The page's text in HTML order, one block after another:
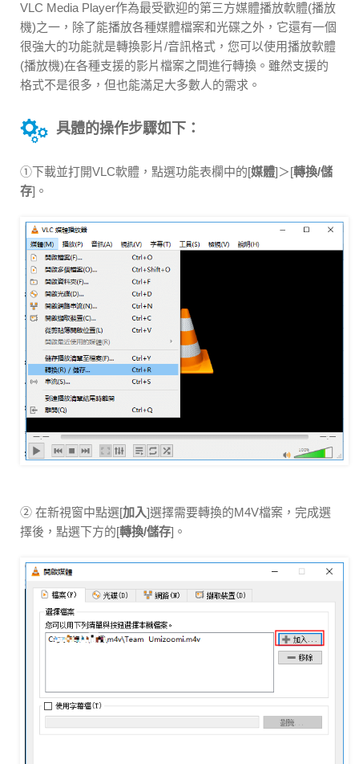
VLC Media Player作為最受歡迎的第三方媒體播放軟體(播放
機)之一，除了能播放各種媒體檔案和光碟之外，它還有一個
很強大的功能就是轉換影片/音訊格式，您可以使用播放軟體
(播放機)在各種支援的影片檔案之間進行轉換。雖然支援的
格式不是很多，但也能滿足大多數人的需求。
具體的操作步驟如下：
①下載並打開VLC軟體，點選功能表欄中的[媒體]＞[轉換/儲
存]。
② 在新視窗中點選[加入]選擇需要轉換的M4V檔案，完成選
擇後，點選下方的[轉換/儲存]。